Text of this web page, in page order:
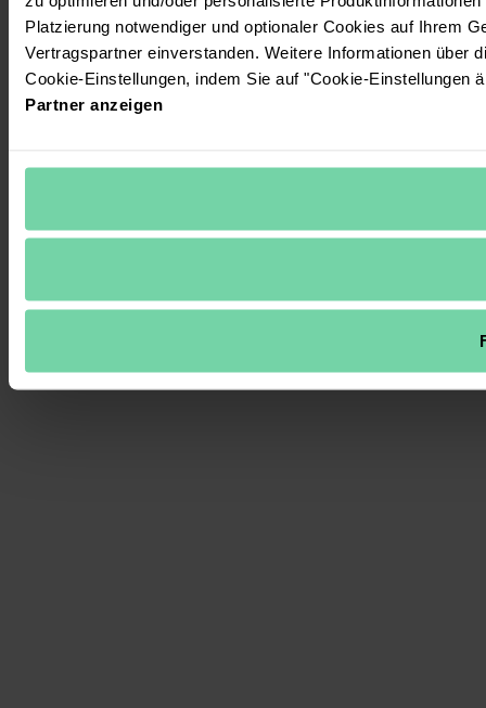
Platzierung notwendiger und optionaler Cookies auf Ihrem
Vertragspartner einverstanden. Weitere Informationen über
Cookie-Einstellungen, indem Sie auf "Cookie-Einstellungen
Partner anzeigen